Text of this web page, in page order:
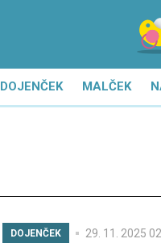
DOJENČEK MALČEK
DOJENČEK 29. 11. 2025